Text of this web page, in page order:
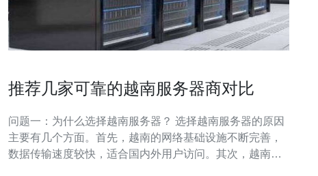
推荐几家可靠的越南服务器商对比
问题一：为什么选择越南服务器？ 选择越南服务器的原因
主要有几个方面。首先，越南的网络基础设施不断完善，
数据传输速度较快，适合国内外用户访问。其次，越南的